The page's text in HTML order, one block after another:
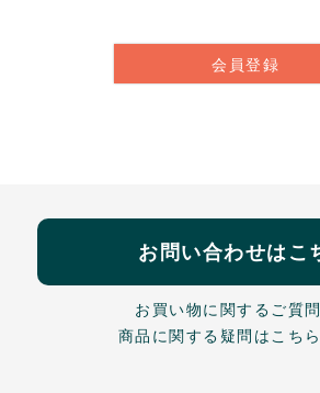
会員登録
お問い合わせはこ
お買い物に関するご質問
商品に関する疑問はこちら